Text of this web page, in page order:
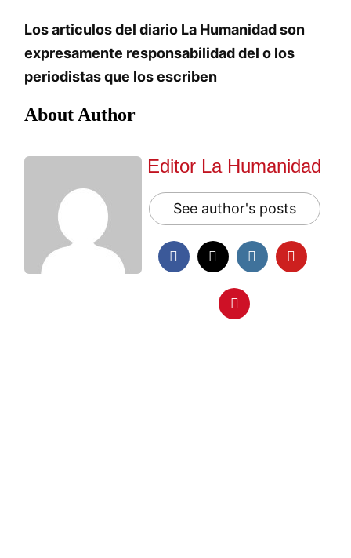
Los articulos del diario La Humanidad son
expresamente responsabilidad del o los
periodistas que los escriben
About Author
Editor La Humanidad
See author's posts